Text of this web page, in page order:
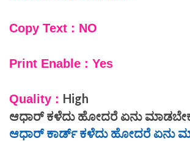
Copy Text : NO
Print Enable : Yes
Quality : High
ಆಧಾರ್ ಕಳೆದು ಹೋದರೆ ಏನು
ಆಧಾರ್ ಕಾರ್ಡ್ ಕಳೆದು ಹೋದರೆ ಏನು